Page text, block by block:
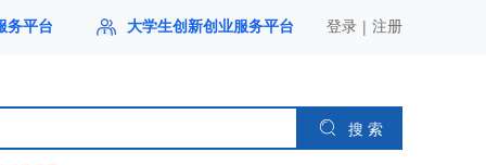
务平台 大学生创新创业服务平台 登录 | 注册
搜 索